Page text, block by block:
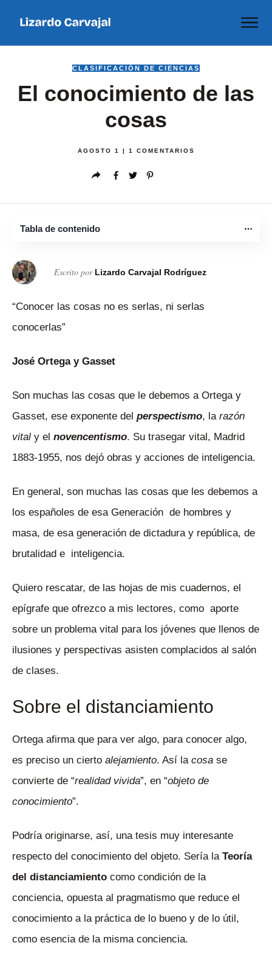
CLASIFICACIÓN DE CIENCIAS
El conocimiento de las
cosas
AGOSTO 1 | 1 COMENTARIOS
Escrito por Lizardo Carvajal Rodríguez
“Conocer las cosas no es serlas, ni serlas
conocerlas”
José Ortega y Gasset
Son muchas las cosas que le debemos a Ortega y
Gasset, ese exponente del perspectismo, la razón
vital y el novencentismo. Su trasegar vital, Madrid
1883-1955, nos dejó obras y acciones de inteligencia.
En general, son muchas las cosas que les debemos a
los españoles de esa Generación de hombres y
masa, de esa generación de dictadura y república, de
brutalidad e inteligencia.
Quiero rescatar, de las hojas de mis cuadernos, el
epígrafe que ofrezco a mis lectores, como aporte
sobre un problema vital para los jóvenes que llenos de
ilusiones y perspectivas asisten complacidos al salón
de clases.
Sobre el distanciamiento
Ortega afirma que para ver algo, para conocer algo,
es preciso un cierto alejamiento. Así la cosa se
convierte de “realidad vivida”, en “objeto de
conocimiento”.
Podría originarse, así, una tesis muy interesante
respecto del conocimiento del objeto. Sería la Teoría
del distanciamiento como condición de la
conciencia, opuesta al pragmatismo que reduce el
conocimiento a la práctica de lo bueno y de lo útil,
como esencia de la misma conciencia.
Tabla de contenido